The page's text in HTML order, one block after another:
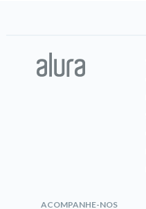
ACOMPANHE-NOS